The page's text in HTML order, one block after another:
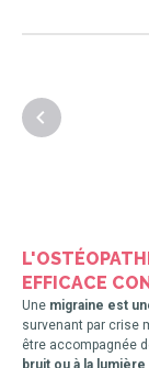
EFFICACE
Une migraine est
survenant par crise
être accompagnée
bruit ou à la lumière